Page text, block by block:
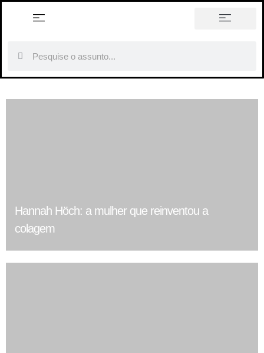
Hannah Höch: a mulher que reinventou a
colagem